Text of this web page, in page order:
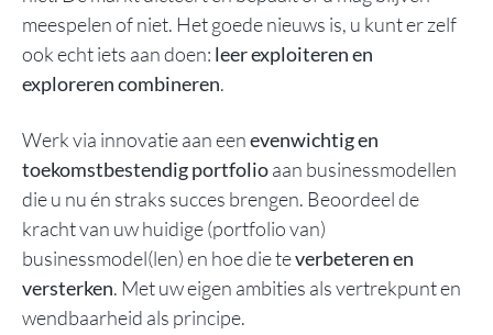
meespelen of niet. Het goede nieuws is, u kunt er zelf
ook echt iets aan doen: leerexploiteren en
explorerencombineren.
Werk via innovatie aan eenevenwichtig en
toekomstbestendig portfolioaan businessmodellen
die u nu én straks succes brengen. Beoordeel de
kracht van uw huidige (portfolio van)
businessmodel(len) en hoe die teverbeteren en
versterken. Met uw eigen ambities als vertrekpunten
wendbaarheid als principe.